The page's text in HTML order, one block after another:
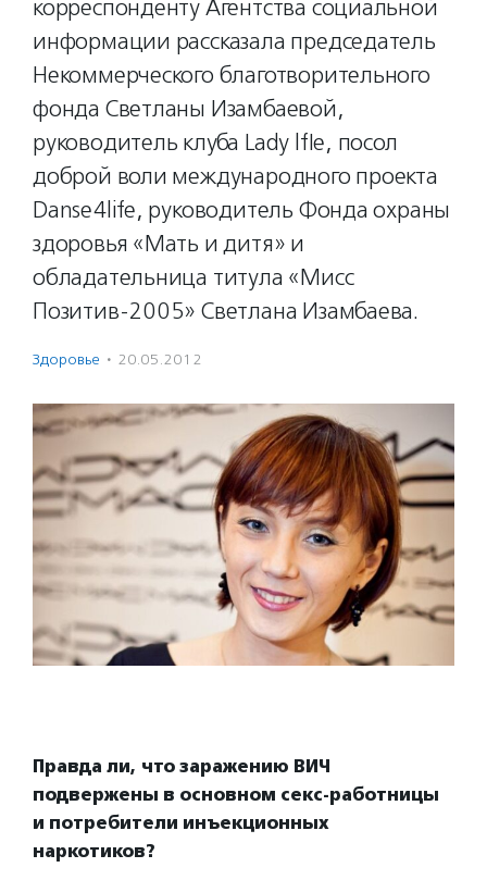
корреспонденту Агентства социальной
информации рассказала председатель
Некоммерческого благотворительного
фонда Светланы Изамбаевой,
руководитель клуба Lady lfIe, посол
доброй воли международного проекта
Danse4life, руководитель Фонда охраны
здоровья «Мать и дитя» и
обладательница титула «Мисс
Позитив-2005» Светлана Изамбаева.
Здоровье · 20.05.2012
Правда ли, что заражению ВИЧ
подвержены в основном секс-работницы
и потребители инъекционных
наркотиков?